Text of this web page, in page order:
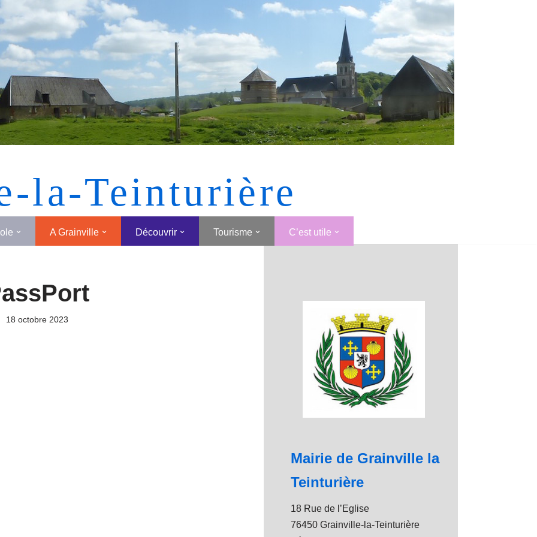
[MONTRER SOUS FORME DE VIGNETTES]
la-Teinturière
A Grainville Découvrir Tourisme C’est utile
18 octobre 2023
Mairie de Grainville la
Teinturière
18 Rue de l’Eglise
76450 Grainville-la-Teinturière